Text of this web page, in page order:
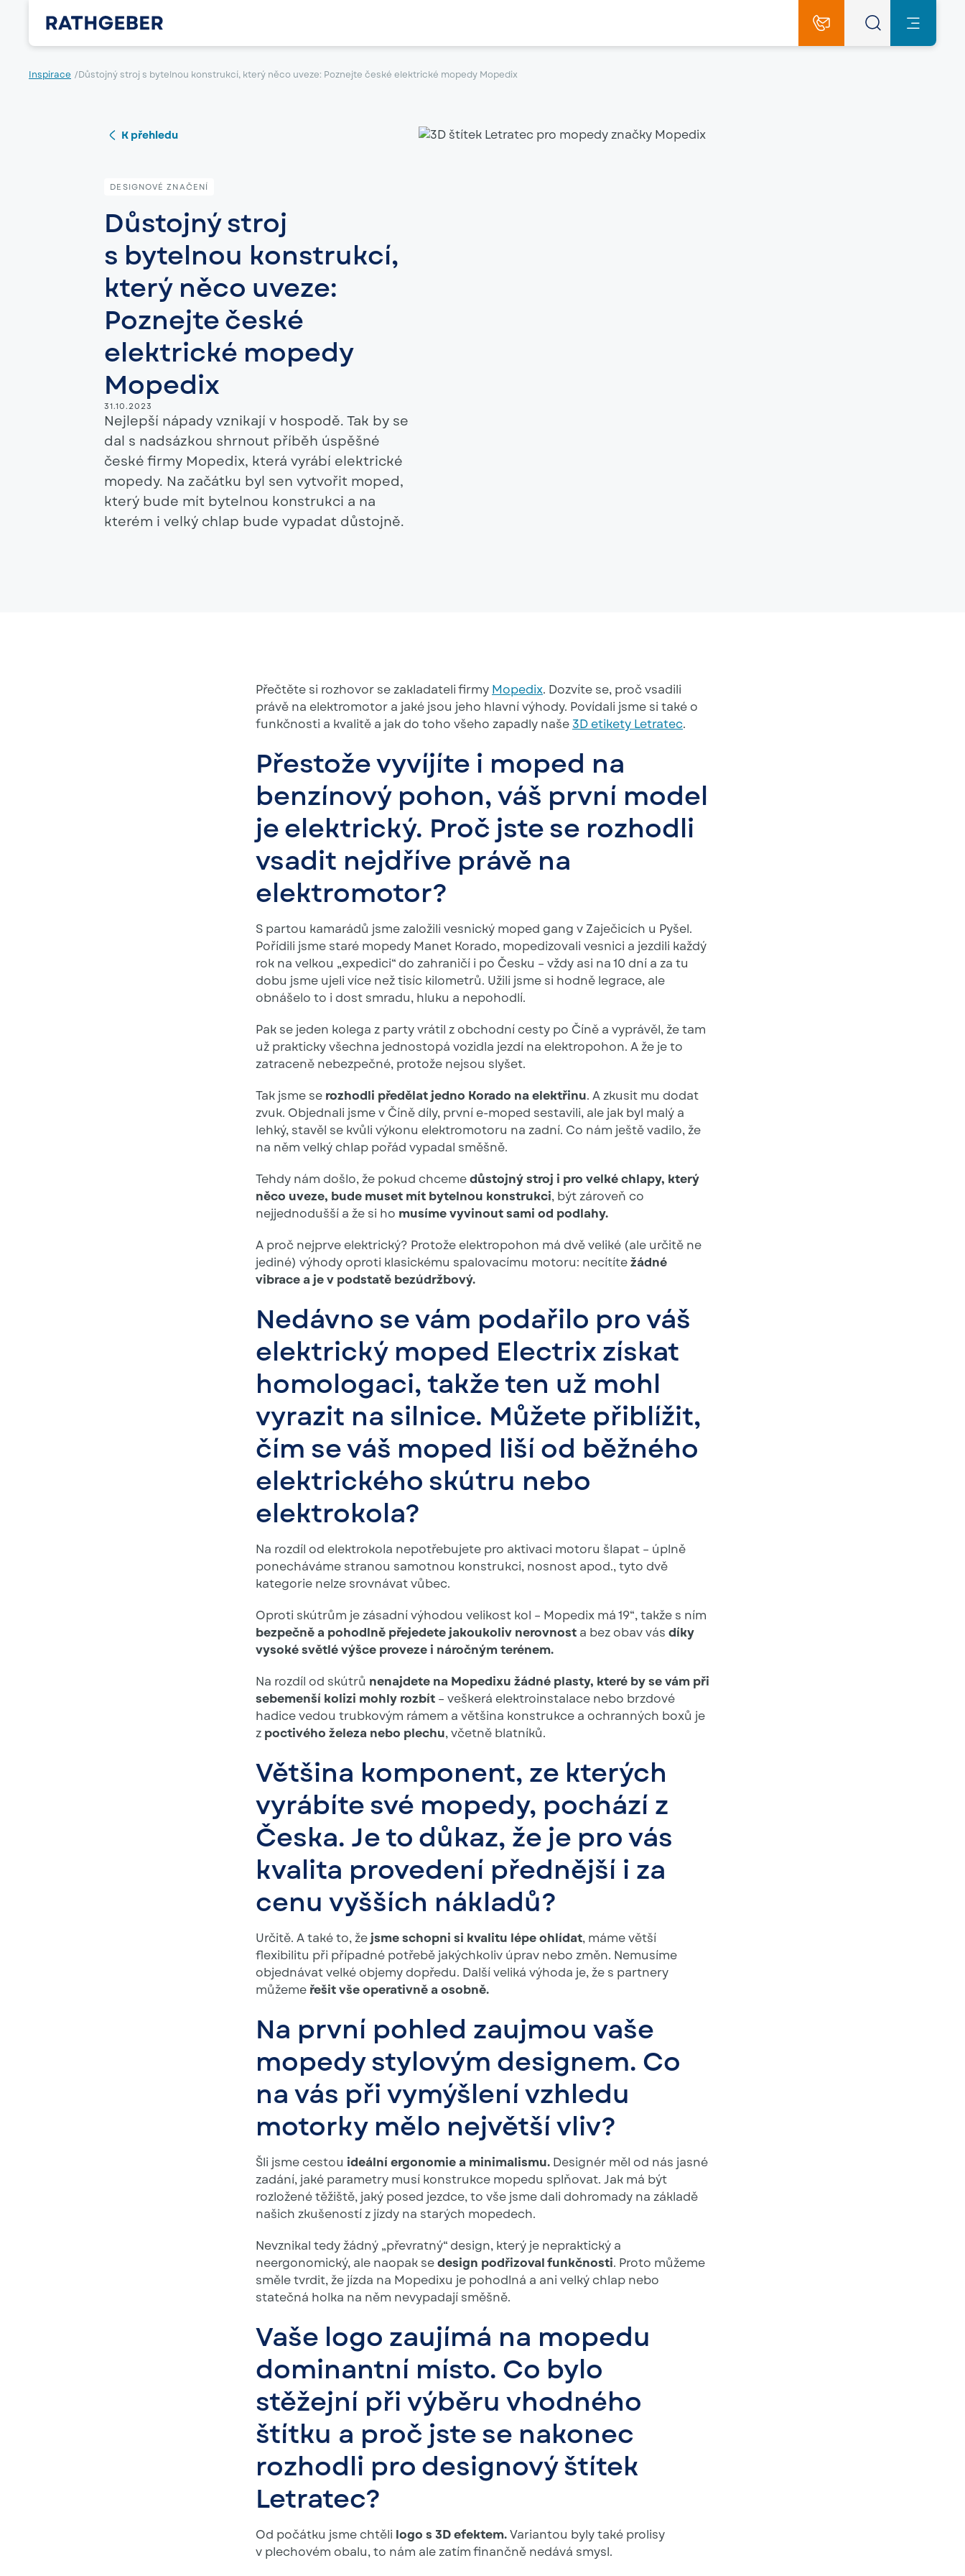
Inspirace /Důstojný stroj s bytelnou konstrukcí, který něco uveze: Poznejte české elektrické mopedy Mopedix
K přehledu
DESIGNOVÉ ZNAČENÍ
Důstojný stroj
s bytelnou konstrukcí,
který něco uveze:
Poznejte české
elektrické mopedy
Mopedix
31.10.2023
Nejlepší nápady vznikají v hospodě. Tak by se
dal s nadsázkou shrnout příběh úspěšné
české firmy Mopedix, která vyrábí elektrické
mopedy. Na začátku byl sen vytvořit moped,
který bude mít bytelnou konstrukci a na
kterém i velký chlap bude vypadat důstojně.
Přečtěte si rozhovor se zakladateli firmy Mopedix. Dozvíte se, proč vsadili
právě na elektromotor a jaké jsou jeho hlavní výhody. Povídali jsme si také o
funkčnosti a kvalitě a jak do toho všeho zapadly naše 3D etikety Letratec.
Přestože vyvíjíte i moped na
benzínový pohon, váš první model
je elektrický. Proč jste se rozhodli
vsadit nejdříve právě na
elektromotor?
S partou kamarádů jsme založili vesnický moped gang v Zaječicích u Pyšel.
Pořídili jsme staré mopedy Manet Korado, mopedizovali vesnici a jezdili každý
rok na velkou „expedici“ do zahraničí i po Česku – vždy asi na 10 dní a za tu
dobu jsme ujeli více než tisíc kilometrů. Užili jsme si hodně legrace, ale
obnášelo to i dost smradu, hluku a nepohodlí.
Pak se jeden kolega z party vrátil z obchodní cesty po Číně a vyprávěl, že tam
už prakticky všechna jednostopá vozidla jezdí na elektropohon. A že je to
zatraceně nebezpečné, protože nejsou slyšet.
Tak jsme se rozhodli předělat jedno Korado na elektřinu. A zkusit mu dodat
zvuk. Objednali jsme v Číně díly, první e-moped sestavili, ale jak byl malý a
lehký, stavěl se kvůli výkonu elektromotoru na zadní. Co nám ještě vadilo, že
na něm velký chlap pořád vypadal směšně.
Tehdy nám došlo, že pokud chcemedůstojný stroj i pro velké chlapy, který
něco uveze, bude muset mít bytelnou konstrukci, být zároveň co
nejjednodušší a že si ho musíme vyvinout sami od podlahy.
A proč nejprve elektrický? Protože elektropohon má dvě veliké (ale určitě ne
jediné) výhody oproti klasickému spalovacímu motoru: necítítežádné
vibrace a je v podstatě bezúdržbový.
Nedávno se vám podařilo pro váš
elektrický moped Electrix získat
homologaci, takže ten už mohl
vyrazit na silnice. Můžete přiblížit,
čím se váš moped liší od běžného
elektrického skútru nebo
elektrokola?
Na rozdíl od elektrokola nepotřebujete pro aktivaci motoru šlapat – úplně
ponecháváme stranou samotnou konstrukci, nosnost apod., tyto dvě
kategorie nelze srovnávat vůbec.
Oproti skútrům je zásadní výhodou velikost kol – Mopedix má 19“, takže s ním
bezpečně a pohodlně přejedete jakoukoliv nerovnost a bez obav vás díky
vysoké světlé výšce proveze i náročným terénem.
Na rozdíl od skútrů nenajdete na Mopedixu žádné plasty, které by se vám při
sebemenší kolizi mohly rozbít – veškerá elektroinstalace nebo brzdové
hadice vedou trubkovým rámem a většina konstrukce a ochranných boxů je
z poctivého železa nebo plechu, včetně blatníků.
Většina komponent, ze kterých
vyrábíte své mopedy, pochází z
Česka. Je to důkaz, že je pro vás
kvalita provedení přednější i za
cenu vyšších nákladů?
Určitě. A také to, žejsme schopni si kvalitu lépe ohlídat, máme větší
flexibilitu při případné potřebě jakýchkoliv úprav nebo změn. Nemusíme
objednávat velké objemy dopředu. Další veliká výhoda je, že s partnery
můžeme řešit vše operativně a osobně.
Na první pohled zaujmou vaše
mopedy stylovým designem. Co
na vás při vymýšlení vzhledu
motorky mělo největší vliv?
Šli jsme cestou ideální ergonomie a minimalismu. Designér měl od nás jasné
zadání, jaké parametry musí konstrukce mopedu splňovat. Jak má být
rozložené těžiště, jaký posed jezdce, to vše jsme dali dohromady na základě
našich zkušeností z jízdy na starých mopedech.
Nevznikal tedy žádný „převratný“ design, který je nepraktický a
neergonomický, ale naopak sedesign podřizoval funkčnosti. Proto můžeme
směle tvrdit, že jízda na Mopedixu je pohodlná a ani velký chlap nebo
statečná holka na něm nevypadají směšně.
Vaše logo zaujímá na mopedu
dominantní místo. Co bylo
stěžejní při výběru vhodného
štítku a proč jste se nakonec
rozhodli pro designový štítek
Letratec?
Od počátku jsme chtěli logo s 3D efektem.Variantou byly také prolisy
v plechovém obalu, to nám ale zatím finančně nedává smysl.